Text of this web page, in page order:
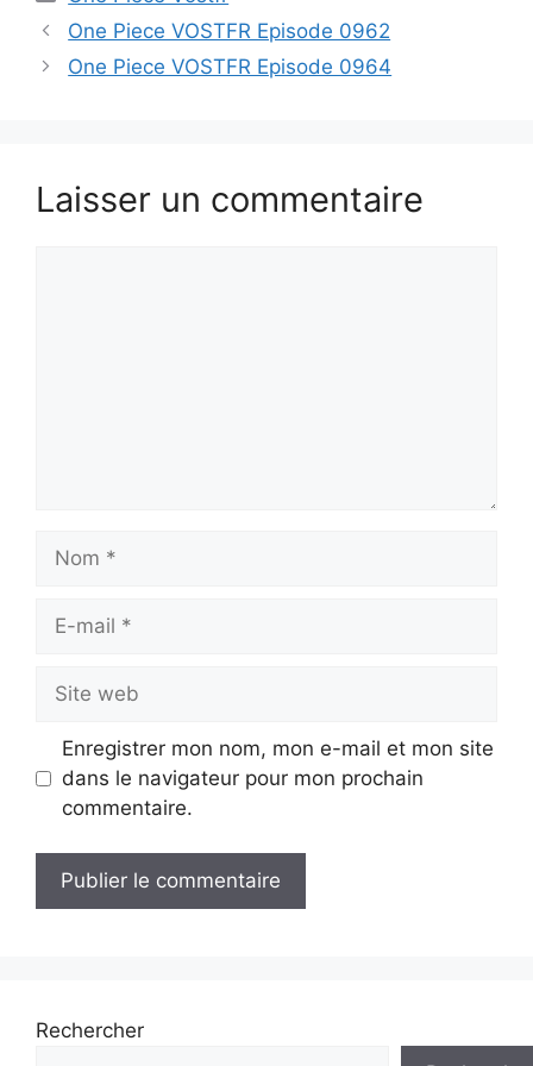
One Piece VOSTFR Episode 0962
One Piece VOSTFR Episode 0964
Laisser un commentaire
mail
web
Enregistrer mon nom, mon e-mail et mon site
dans le navigateur pour mon prochain
commentaire.
Rechercher